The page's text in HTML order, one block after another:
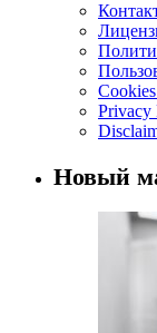
Privacy
Новый